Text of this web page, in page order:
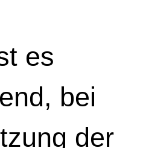
es
bei
der